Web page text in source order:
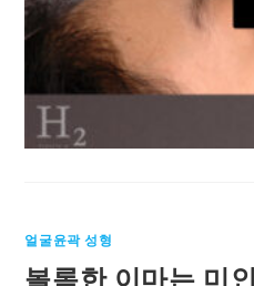
얼굴윤곽 성형
볼록한 이마는 미